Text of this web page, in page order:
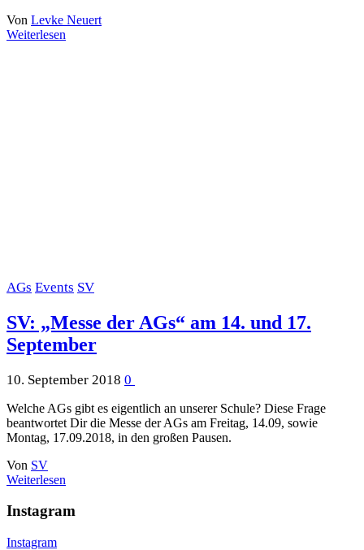
Von Levke Neuert
Weiterlesen
AGs Events SV
SV: „Messe der AGs“ am 14. und 17.
September
10. September 2018 0
Welche AGs gibt es eigentlich an unserer Schule? Diese Frage
beantwortet Dir die Messe der AGs am Freitag, 14.09, sowie
Montag, 17.09.2018, in den großen Pausen.
Von SV
Weiterlesen
Instagram
Instagram